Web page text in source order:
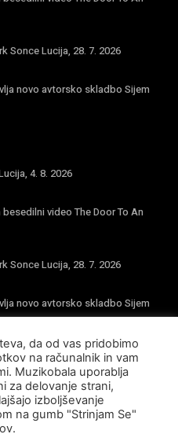
Sonce Lucija, 28. 7. 2026
novo avtorsko skladbo Sijem
4. 8. 2026
video The Door To An
Sonce Lucija, 28. 7. 2026
novo avtorsko skladbo Sijem
da od vas pridobimo
na računalnik in vam
Muzikobala uporablja
za delovanje strani,
izboljševanje
na gumb "Strinjam Se"